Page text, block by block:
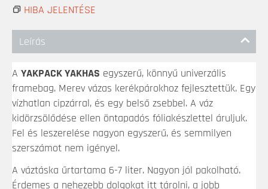
HIBA JELENTÉSE
Leírás
A YAKPACK YAKHAS egyszerű, könnyű univerzális
framebag. Merev vázas kerékpárokhoz fejlesztettük. Egy
vízhatlan cipzárral, és egy belső zsebbel. A váz
kidörzsölődése ellen öntapadós fóliakészlettel áruljuk.
Fel és leszerelése nagyon egyszerű, és semmilyen
szerszámot nem igényel.
A váztáska űrtartama 6-7 liter. Nagyon jól pakolható.
Érdemes a nehezebb dolgokat itt tárolni, a jobb